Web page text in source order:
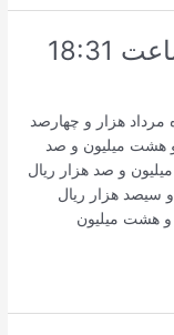
امروز نوزده مرداد هزار و چهارصد
نیم 58,100,000 پنجاه و هشت میلیون و صد
سی و شش میلیون و صد هزار ریال
میلیون و سیصد هزار ریال